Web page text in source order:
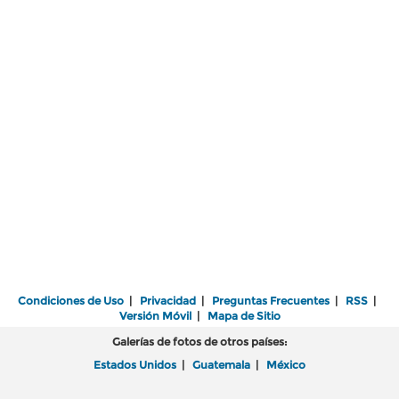
Condiciones de Uso | Privacidad | Preguntas Frecuentes | RSS |
Versión Móvil| Mapa de Sitio
Galerías de fotos de otros países:
Estados Unidos | Guatemala | México